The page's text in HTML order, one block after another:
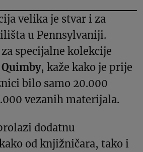
velika je stvar i za
u Pennsylvaniji.
specijalne kolekcije
Quimby, kaže kako je prije
bilo samo 20.000
vezanih materijala.
dodatnu
od knjižničara, tako i